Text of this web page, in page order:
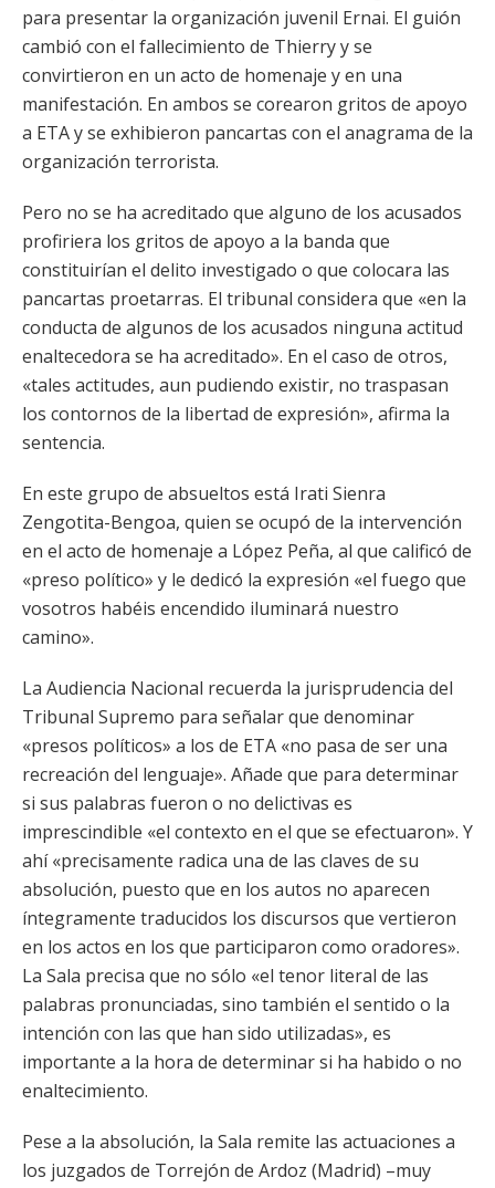
para presentar la organización juvenil Ernai. El guión
cambió con el fallecimiento de Thierry y se
convirtieron en un acto de homenaje y en una
manifestación. En ambos se corearon gritos de apoyo
a ETA y se exhibieron pancartas con el anagrama de la
organización terrorista.
Pero no se ha acreditado que alguno de los acusados
profiriera los gritos de apoyo a la banda que
constituirían el delito investigado o que colocara las
pancartas proetarras. El tribunal considera que «en la
conducta de algunos de los acusados ninguna actitud
enaltecedora se ha acreditado». En el caso de otros,
«tales actitudes, aun pudiendo existir, no traspasan
los contornos de la libertad de expresión», afirma la
sentencia.
En este grupo de absueltos está Irati Sienra
Zengotita-Bengoa, quien se ocupó de la intervención
en el acto de homenaje a López Peña, al que calificó de
«preso político» y le dedicó la expresión «el fuego que
vosotros habéis encendido iluminará nuestro
camino».
La Audiencia Nacional recuerda la jurisprudencia del
Tribunal Supremo para señalar que denominar
«presos políticos» a los de ETA «no pasa de ser una
recreación del lenguaje». Añade que para determinar
si sus palabras fueron o no delictivas es
imprescindible «el contexto en el que se efectuaron». Y
ahí «precisamente radica una de las claves de su
absolución, puesto que en los autos no aparecen
íntegramente traducidos los discursos que vertieron
en los actos en los que participaron como oradores».
La Sala precisa que no sólo «el tenor literal de las
palabras pronunciadas, sino también el sentido o la
intención con las que han sido utilizadas», es
importante a la hora de determinar si ha habido o no
enaltecimiento.
Pese a la absolución, la Sala remite las actuaciones a
los juzgados de Torrejón de Ardoz (Madrid) –muy